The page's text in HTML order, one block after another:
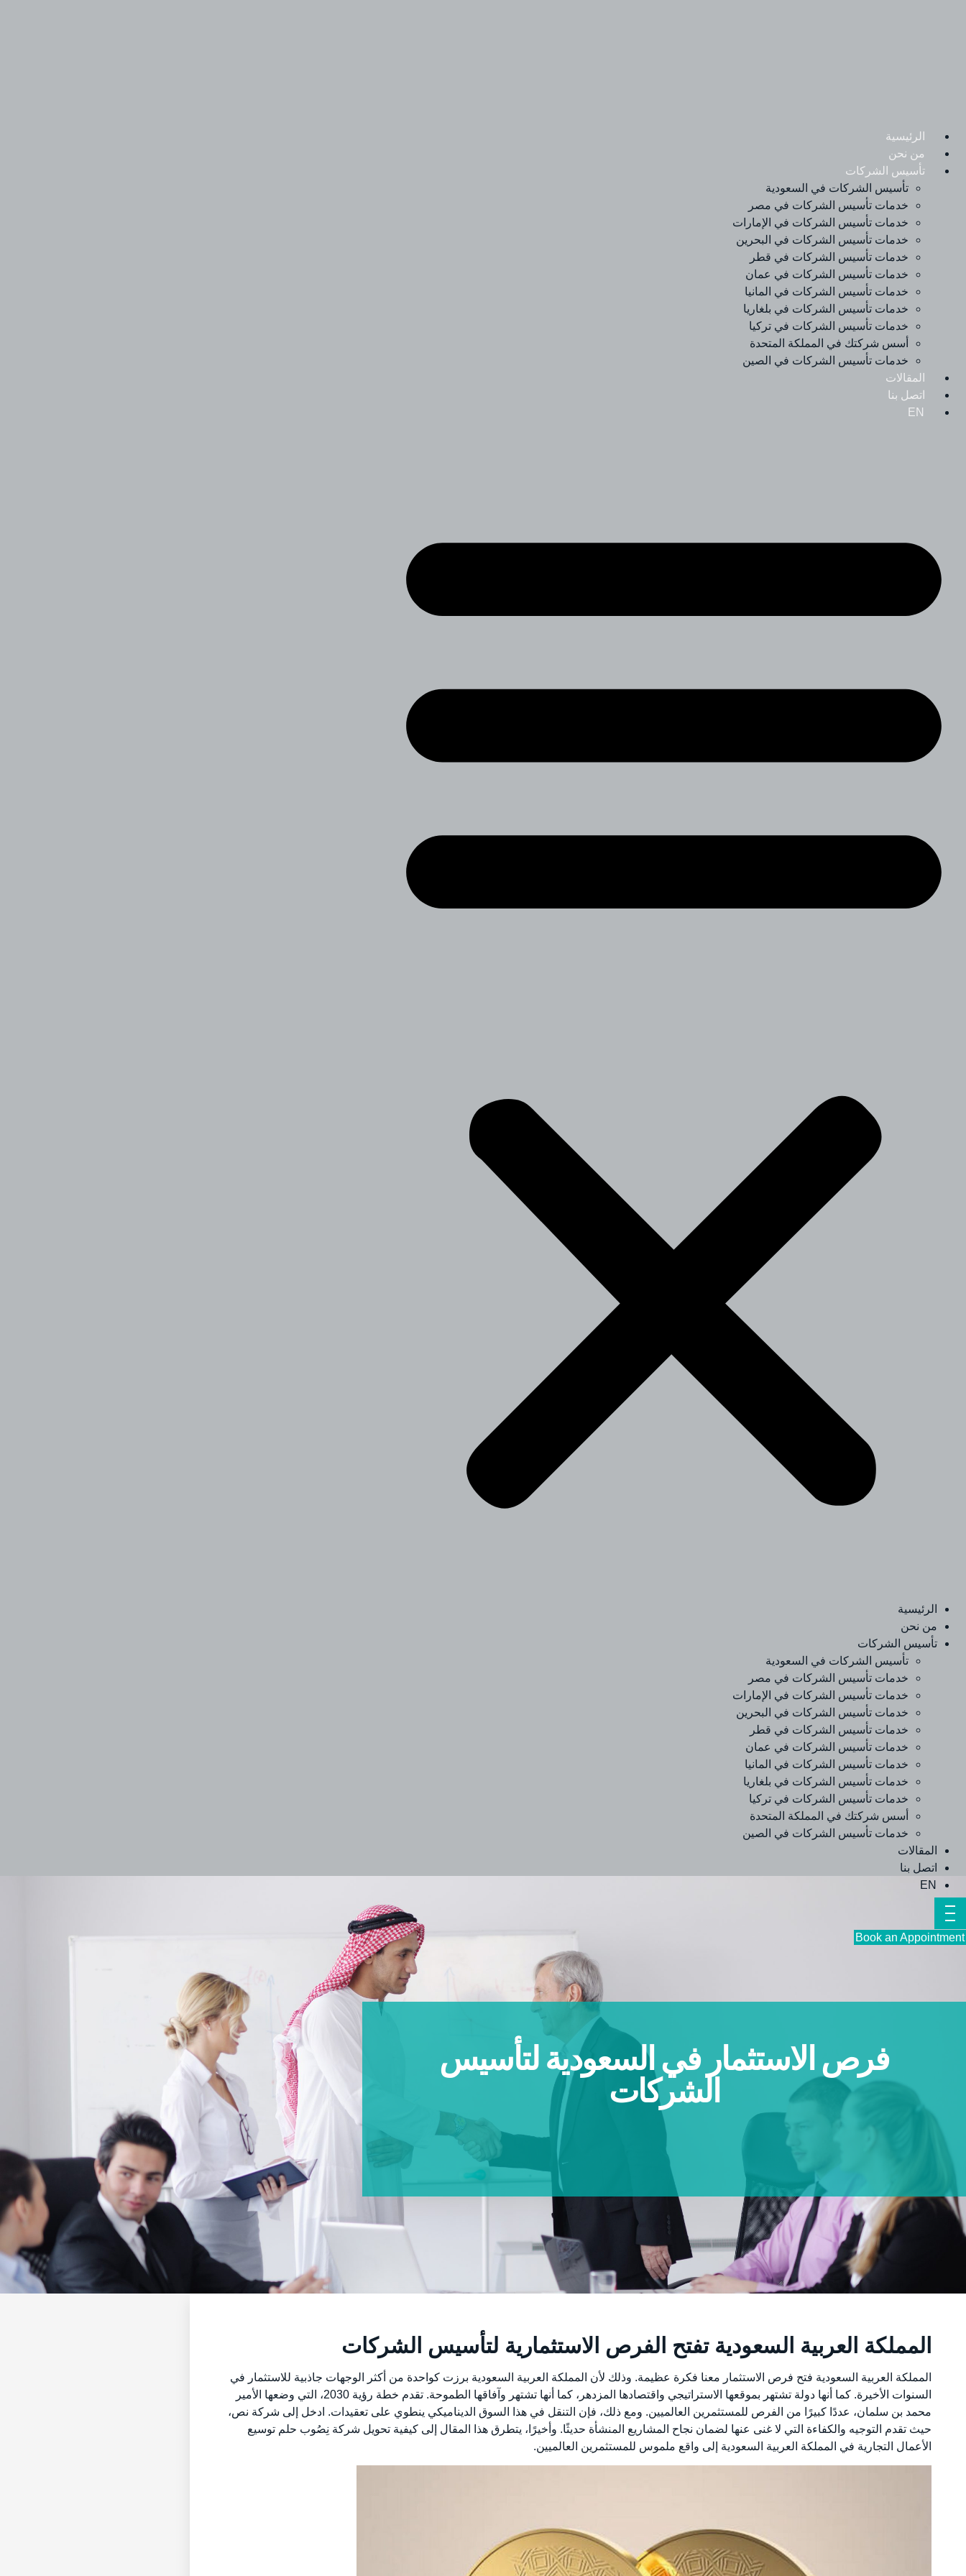
الرئيسية
من نحن
تأسيس الشركات
تأسيس الشركات في السعودية
خدمات تأسيس الشركات في مصر
خدمات تأسيس الشركات في الإمارات
خدمات تأسيس الشركات في البحرين
خدمات تأسيس الشركات في قطر
خدمات تأسيس الشركات في عمان
خدمات تأسيس الشركات في المانيا
خدمات تأسيس الشركات في بلغاريا
خدمات تأسيس الشركات في تركيا
أسس شركتك في المملكة المتحدة
خدمات تأسيس الشركات في الصين
المقالات
اتصل بنا
EN
الرئيسية
من نحن
تأسيس الشركات
تأسيس الشركات في السعودية
خدمات تأسيس الشركات في مصر
خدمات تأسيس الشركات في الإمارات
خدمات تأسيس الشركات في البحرين
خدمات تأسيس الشركات في قطر
خدمات تأسيس الشركات في عمان
خدمات تأسيس الشركات في المانيا
خدمات تأسيس الشركات في بلغاريا
خدمات تأسيس الشركات في تركيا
أسس شركتك في المملكة المتحدة
خدمات تأسيس الشركات في الصين
المقالات
اتصل بنا
EN
Book an Appointment
فرص الاستثمار في السعودية لتأسيس
الشركات
المملكة العربية السعودية تفتح الفرص الاستثمارية لتأسيس الشركات
المملكة العربية السعودية فتح فرص الاستثمار معنا فكرة عظيمة. وذلك لأن المملكة العربية السعودية برزت كواحدة من أكثر الوجهات جاذبية للاستثمار في
السنوات الأخيرة. كما أنها دولة تشتهر بموقعها الاستراتيجي واقتصادها المزدهر، كما أنها تشتهر وآفاقها الطموحة. تقدم خطة رؤية 2030، التي وضعها الأمير
محمد بن سلمان، عددًا كبيرًا من الفرص للمستثمرين العالميين. ومع ذلك، فإن التنقل في هذا السوق الديناميكي ينطوي على تعقيدات. ادخل إلى شركة نص،
حيث تقدم التوجيه والكفاءة التي لا غنى عنها لضمان نجاح المشاريع المنشأة حديثًا. وأخيرًا، يتطرق هذا المقال إلى كيفية تحويل شركة نِصُوب حلم توسيع
الأعمال التجارية في المملكة العربية السعودية إلى واقع ملموس للمستثمرين العالميين.